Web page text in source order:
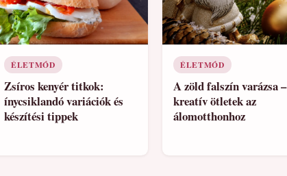
ÉLETMÓD
Zsíros kenyér titkok:
ínycsiklandó variációk és
készítési tippek
ÉLETMÓD
A zöld falszín varázsa –
kreatív ötletek az
álomotthonhoz